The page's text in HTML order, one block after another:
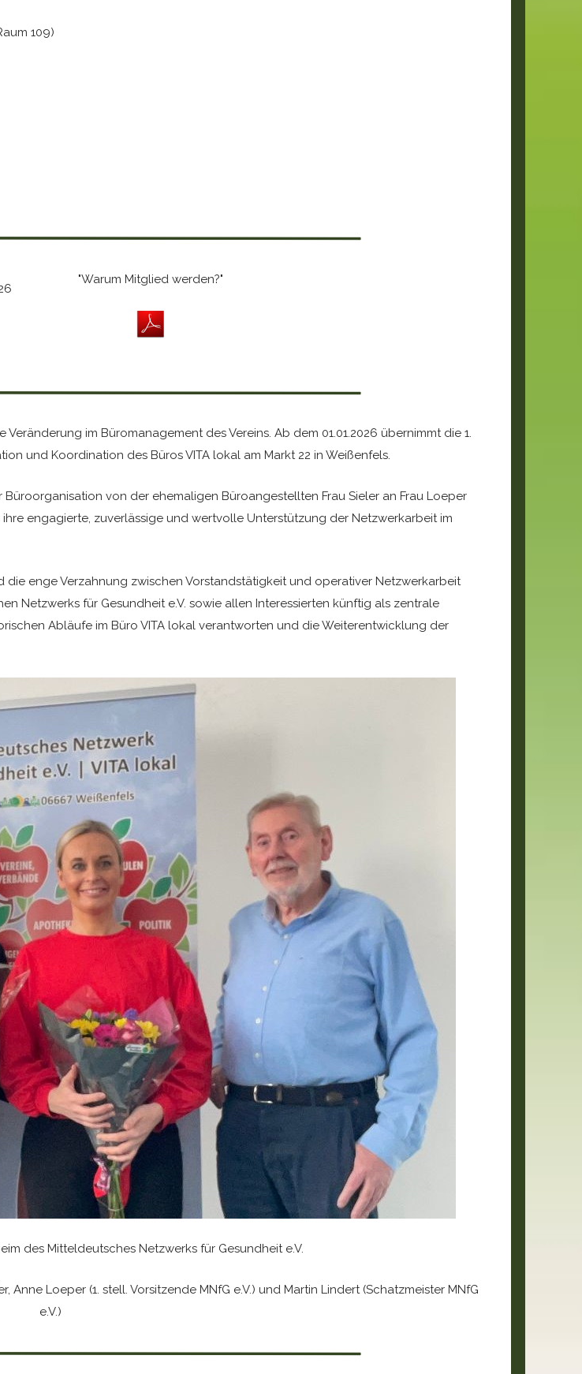
109)
"Warum Mitglied werden?"
im Büromanagement des Vereins. Ab dem 01.01.2026 übernimmt die 1.
und Koordination des Büros VITA lokal am Markt 22 in Weißenfels.
von der ehemaligen Büroangestellten Frau Sieler an Frau Loeper
engagierte, zuverlässige und wertvolle Unterstützung der Netzwerkarbeit im
enge Verzahnung zwischen Vorstandstätigkeit und operativer Netzwerkarbeit
Netzwerks für Gesundheit e.V. sowie allen Interessierten künftig als zentrale
Abläufe im Büro VITA lokal verantworten und die Weiterentwicklung der
des Mitteldeutsches Netzwerks für Gesundheit e.V.
Anne Loeper (1. stell. Vorsitzende MNfG e.V.) und Martin Lindert (Schatzmeister MNfG
e.V.)